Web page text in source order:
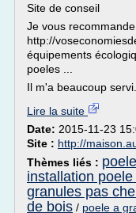
Site de conseil
Je vous
http://
équipements
poeles ...
Il m'a beaucoup servi...
Lire la suite
Date: 2015-11-23
Site : http://
Thèmes liés :
installation
granules pas
de bois / poele a